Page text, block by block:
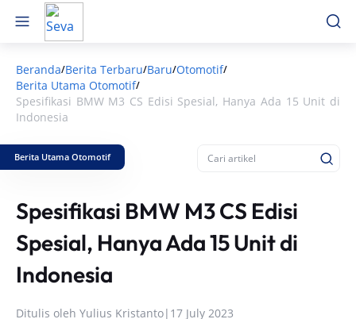
Beranda/Berita Terbaru/Baru/Otomotif/
Berita Utama Otomotif/
Spesifikasi BMW M3 CS Edisi Spesial, Hanya Ada 15 Unit di
Indonesia
Berita Utama Otomotif
Spesifikasi BMW M3 CS Edisi
Spesial, Hanya Ada 15 Unit di
Indonesia
Ditulis oleh Yulius Kristanto| 17 July 2023